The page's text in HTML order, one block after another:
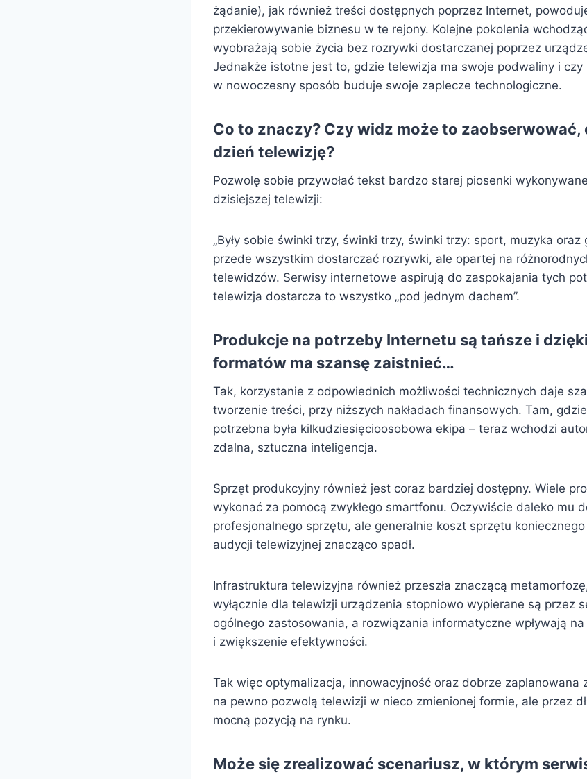
żądanie), jak również treści dostępnych poprzez Internet,
przekierowywanie biznesu w te rejony. Kolejne pokolenia
wyobrażają sobie życia bez rozrywki dostarczanej poprzez
Jednakże istotne jest to, gdzie telewizja ma swoje podwaliny i czy
w nowoczesny sposób buduje swoje zaplecze technologiczne.
Co to znaczy? Czy widz może to zaobserwować,
dzień telewizję?
Pozwolę sobie przywołać tekst bardzo starej piosenki
dzisiejszej telewizji:
„Były sobie świnki trzy, świnki trzy, świnki trzy: sport, muzyka oraz
przede wszystkim dostarczać rozrywki, ale opartej na
telewidzów. Serwisy internetowe aspirują do zaspokajania tych
telewizja dostarcza to wszystko „pod jednym dachem”.
Produkcje na potrzeby Internetu są tańsze i
formatów ma szansę zaistnieć…
Tak, korzystanie z odpowiednich możliwości technicznych daje
tworzenie treści, przy niższych nakładach finansowych. Tam,
potrzebna była kilkudziesięcioosobowa ekipa – teraz wchodzi
zdalna, sztuczna inteligencja.
Sprzęt produkcyjny również jest coraz bardziej dostępny. Wiele
wykonać za pomocą zwykłego smartfonu. Oczywiście daleko mu
profesjonalnego sprzętu, ale generalnie koszt sprzętu
audycji telewizyjnej znacząco spadł.
Infrastruktura telewizyjna również przeszła znaczącą
wyłącznie dla telewizji urządzenia stopniowo wypierane są przez
ogólnego zastosowania, a rozwiązania informatyczne wpływają
i zwiększenie efektywności.
Tak więc optymalizacja, innowacyjność oraz dobrze zaplanowana
na pewno pozwolą telewizji w nieco zmienionej formie, ale przez
mocną pozycją na rynku.
Może się zrealizować scenariusz, w którym